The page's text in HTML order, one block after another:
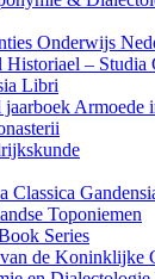
Onderwijs
Historiael – Studia
Libri
jaarboek Armoede
Classica
Toponiemen
Series
de Koninklijke